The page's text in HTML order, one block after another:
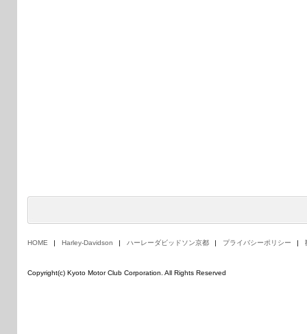
HOME Harley-Davidson ハーレーダビッドソン京都 プライバシーポリシー
Copyright(c) Kyoto Motor Club Corporation. All Rights Reserved